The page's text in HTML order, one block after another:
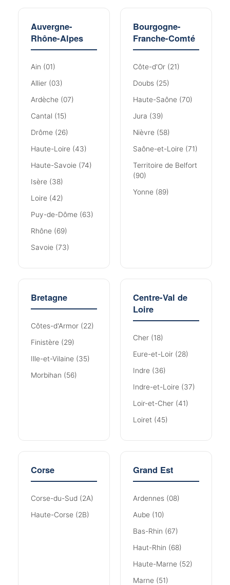
Auvergne-
Rhône-Alpes
Ain (01)
Allier (03)
Ardèche (07)
Cantal (15)
Drôme (26)
Haute-Loire (43)
Haute-Savoie (74)
Isère (38)
Loire (42)
Puy-de-Dôme (63)
Rhône (69)
Savoie (73)
Bourgogne-
Franche-Comté
Côte-d'Or (21)
Doubs (25)
Haute-Saône (70)
Jura (39)
Nièvre (58)
Saône-et-Loire (71)
Territoire de Belfort
(90)
Yonne (89)
Bretagne
Côtes-d'Armor (22)
Finistère (29)
Ille-et-Vilaine (35)
Morbihan (56)
Centre-Val de
Loire
Cher (18)
Eure-et-Loir (28)
Indre (36)
Indre-et-Loire (37)
Loir-et-Cher (41)
Loiret (45)
Corse
Corse-du-Sud (2A)
Haute-Corse (2B)
Grand Est
Ardennes (08)
Aube (10)
Bas-Rhin (67)
Haut-Rhin (68)
Haute-Marne (52)
Marne (51)